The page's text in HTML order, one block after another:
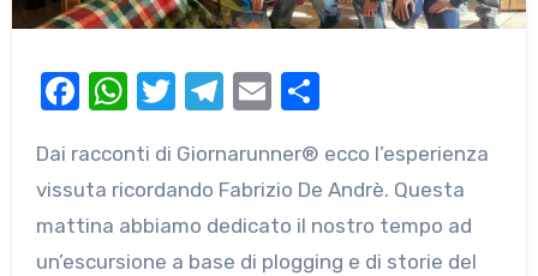
Facebook
WhatsApp
Twitter
Telegram
Email
Dai racconti di Giornarunner® ecco l’esperienza
vissuta ricordando Fabrizio De Andrè. Questa
mattina abbiamo dedicato il nostro tempo ad
un’escursione a base di plogging e di storie del